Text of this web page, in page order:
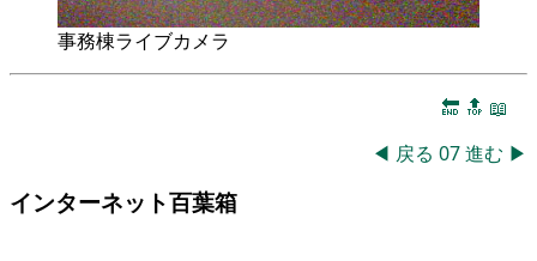
事務棟ライブカメラ
🔚 🔝 📖
◀ 戻る 07進む ▶
インターネット百葉箱